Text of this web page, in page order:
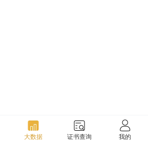
大数据 证书查询 我的